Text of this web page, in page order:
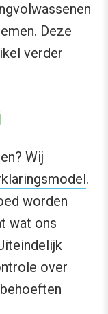
Deze
verder
Wij
.
worden
wat ons
over